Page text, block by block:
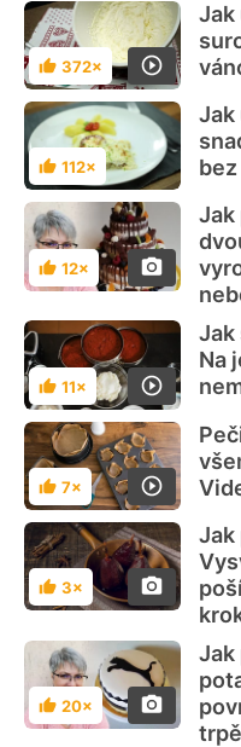
Hodnocení
372×
Jak
Hodnocení
112×
Jak
Hodnocení
12×
Jak
Hodnocení
11×
Jak
Na
Hodnocení
7×
Hodnocení
3×
Jak
Hodnocení
20×
Jak